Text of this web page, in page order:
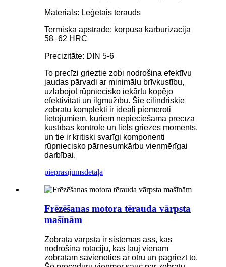
Materiāls: Leģētais tērauds
Termiskā apstrāde: korpusa karburizācija
58–62 HRC
Precizitāte: DIN 5-6
To precīzi grieztie zobi nodrošina efektīvu
jaudas pārvadi ar minimālu brīvkustību,
uzlabojot rūpniecisko iekārtu kopējo
efektivitāti un ilgmūžību. Šie cilindriskie
zobratu komplekti ir ideāli piemēroti
lietojumiem, kuriem nepieciešama precīza
kustības kontrole un liels griezes moments,
un tie ir kritiski svarīgi komponenti
rūpniecisko pārnesumkārbu vienmērīgai
darbībai.
pieprasījumsdetaļa
Frēzēšanas motora tērauda vārpsta
mašīnām
Zobrata vārpsta ir sistēmas ass, kas
nodrošina rotāciju, kas ļauj vienam
zobratam savienoties ar otru un pagriezt to.